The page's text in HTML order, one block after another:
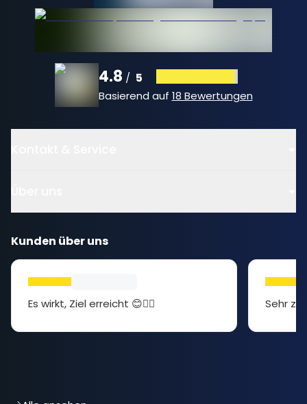
4.8 / 5
Basierend auf 18 Bewertungen
Kunden über uns
Es wirkt, Ziel erreicht 😊👍🏻 Sehr